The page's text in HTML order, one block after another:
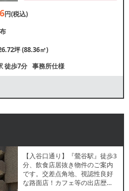
円(税込)
坪 (88.36㎡)
徒歩7分 事務所仕様
【入谷口通り】『鶯谷駅』徒歩3
分、飲食店居抜き物件のご案内
です。交差点角地、視認性良好
な路面店！カフェ等の出店歴